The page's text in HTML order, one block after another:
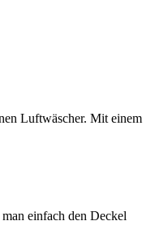
Luftwäscher. Mit einem
einfach den Deckel